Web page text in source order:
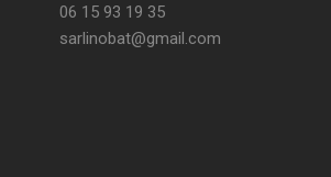
06 15 93 19 35
sarlinobat@gmail.com